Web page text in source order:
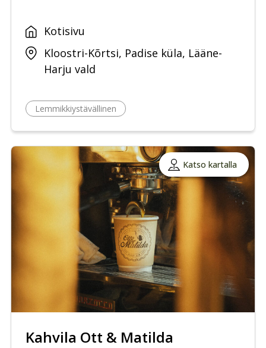
Kotisivu
Kloostri-Kõrtsi, Padise küla, Lääne-
Harju vald
Lemmikkiystävällinen
Katso kartalla
Kahvila Ott & Matilda